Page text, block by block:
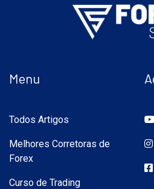
Menu
Todos Artigos
Melhores Corretoras de
Forex
Curso de Trading